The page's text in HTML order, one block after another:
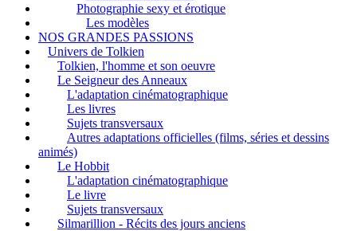
Photographie sexy et érotique
Les modèles
NOS GRANDES PASSIONS
Univers de Tolkien
Tolkien, l'homme et son oeuvre
Le Seigneur des Anneaux
L'adaptation cinématographique
Les livres
Sujets transversaux
Autres adaptations officielles (films, séries et dessins
animés)
Le Hobbit
L'adaptation cinématographique
Le livre
Sujets transversaux
Silmarillion - Récits des jours anciens